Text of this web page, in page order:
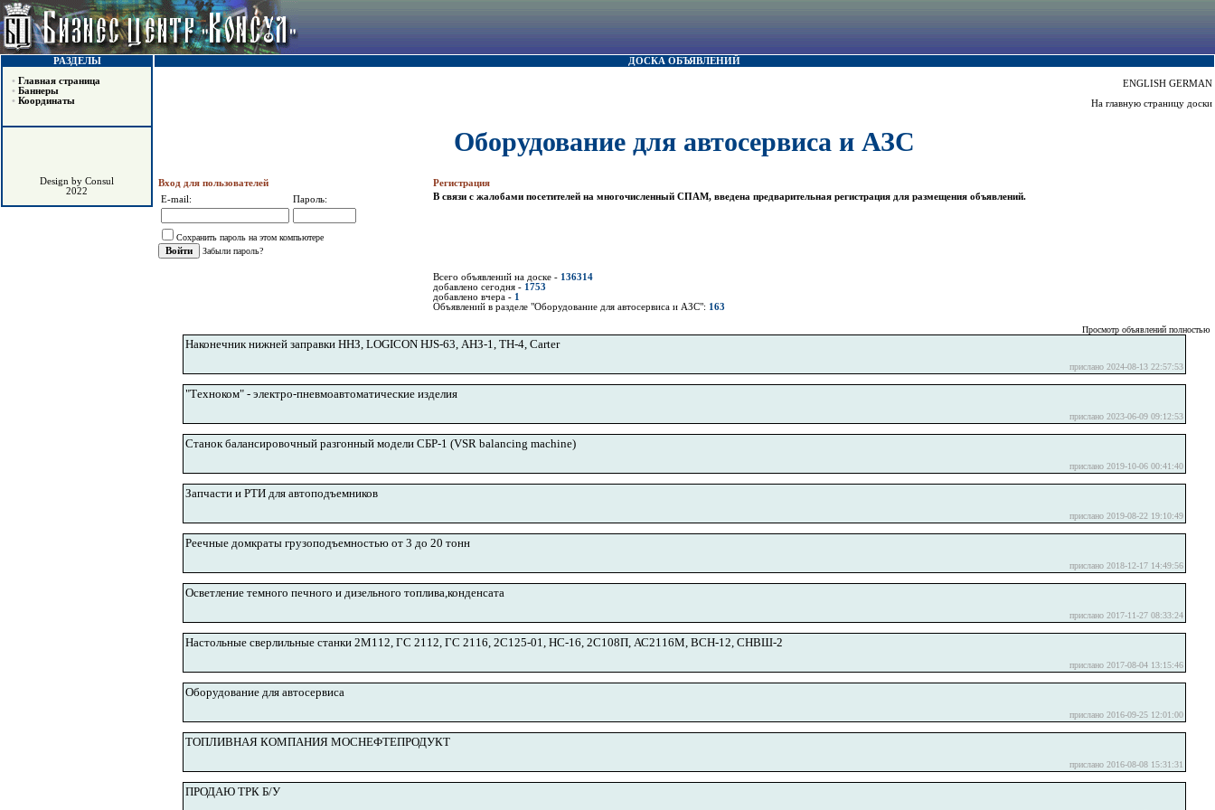
РАЗДЕЛЫ
• Главная страница
• Баннеры
• Координаты
Design by Consul
2022
ДОСКА ОБЪЯВЛЕНИЙ
ENGLISH GERMAN
На главную страницу доски
Оборудование для автосервиса и АЗС
Вход для пользователей
Регистрация
E-mail:
Пароль:
Сохранить пароль на этом компьютере
Забыли пароль?
В связи с жалобами посетителей на многочисленный СПАМ, введена предварительная регистрация для размещения объявлений.
Всего объявлений на доске - 136314
добавлено сегодня - 1753
добавлено вчера - 1
Объявлений в разделе "Оборудование для автосервиса и АЗС": 163
Просмотр объявлений полностью
Наконечник нижней заправки ННЗ, LOGICON HJS-63, АНЗ-1, ТН-4, Carter
прислано 2024-08-13 22:57:53
"Техноком" - электро-пневмоавтоматические изделия
прислано 2023-06-09 09:12:53
Станок балансировочный разгонный модели СБР-1 (VSR balancing machine)
прислано 2019-10-06 00:41:40
Запчасти и РТИ для автоподъемников
прислано 2019-08-22 19:10:49
Реечные домкраты грузоподъемностью от 3 до 20 тонн
прислано 2018-12-17 14:49:56
Осветление темного печного и дизельного топлива,конденсата
прислано 2017-11-27 08:33:24
Настольные сверлильные станки 2М112, ГС 2112, ГС 2116, 2С125-01, НС-16, 2С108П, АС2116М, ВСН-12, СНВШ-2
прислано 2017-08-04 13:15:46
Оборудование для автосервиса
прислано 2016-09-25 12:01:00
ТОПЛИВНАЯ КОМПАНИЯ МОСНЕФТЕПРОДУКТ
прислано 2016-08-08 15:31:31
ПРОДАЮ ТРК Б/У